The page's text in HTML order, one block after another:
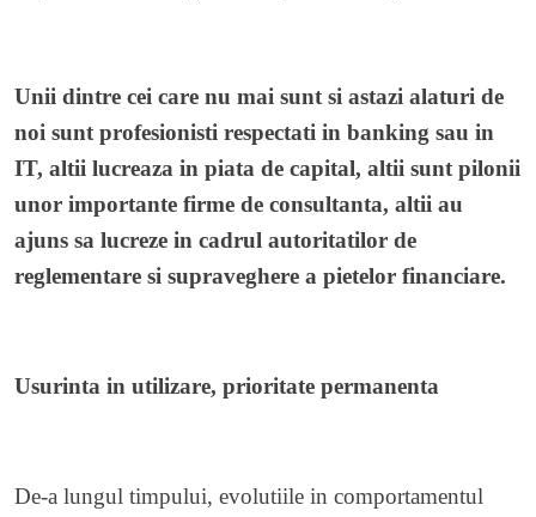
Unii dintre cei care nu mai sunt si astazi alaturi de
noi sunt profesionisti respectati in banking sau in
IT, altii lucreaza in piata de capital, altii sunt pilonii
unor importante firme de consultanta, altii au
ajuns sa lucreze in cadrul autoritatilor de
reglementare si supraveghere a pietelor financiare.
Usurinta in utilizare, prioritate permanenta
De-a lungul timpului, evolutiile in comportamentul